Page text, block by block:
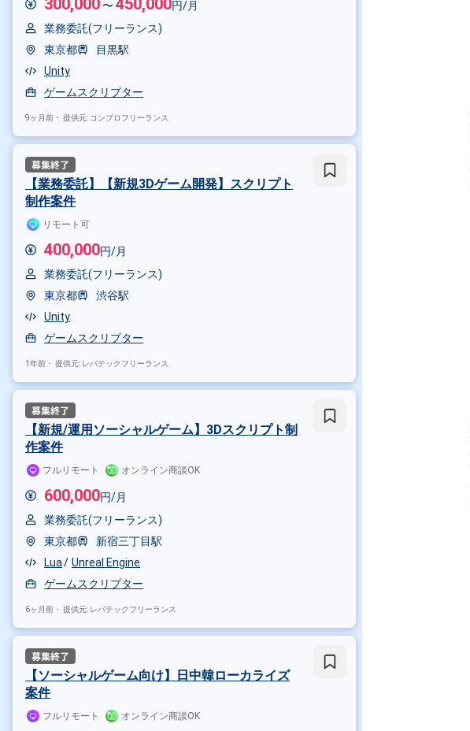
300,000 〜 450,000円/月
業務委託(フリーランス)
東京都
目黒駅
Unity
ゲームスクリプター
9ヶ月前・ 提供元: コンプロフリーランス
【業務委託】【新規3Dゲーム開発】スクリプト
制作案件
リモート可
400,000円/月
業務委託(フリーランス)
東京都
渋谷駅
Unity
ゲームスクリプター
1年前・ 提供元: レバテックフリーランス
【新規/運用ソーシャルゲーム】3Dスクリプト制
作案件
フルリモート オンライン商談OK
600,000円/月
業務委託(フリーランス)
東京都
新宿三丁目駅
Lua
Unreal Engine
ゲームスクリプター
6ヶ月前・ 提供元: レバテックフリーランス
【ソーシャルゲーム向け】日中韓ローカライズ
案件
フルリモート オンライン商談OK